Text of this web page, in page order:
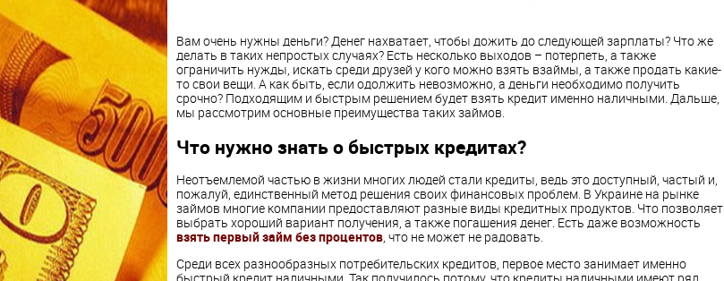
Вам очень нужны деньги? Денег нахватает, чтобы дожить до следующей зарплаты? Что же
делать в таких непростых случаях? Есть несколько выходов – потерпеть, а также
ограничить нужды, искать среди друзей у кого можно взять взаймы, а также продать какие-
то свои вещи. А как быть, если одолжить невозможно, а деньги необходимо получить
срочно? Подходящим и быстрым решением будет взять кредит именно наличными. Дальше,
мы рассмотрим основные преимущества таких займов.
Что нужно знать о быстрых кредитах?
Неотъемлемой частью в жизни многих людей стали кредиты, ведь это доступный, частый и,
пожалуй, единственный метод решения своих финансовых проблем. В Украине на рынке
займов многие компании предоставляют разные виды кредитных продуктов. Что позволяет
выбрать хороший вариант получения, а также погашения денег. Есть даже возможность
взять первый займ без процентов, что не может не радовать.
Среди всех разнообразных потребительских кредитов, первое место занимает именно